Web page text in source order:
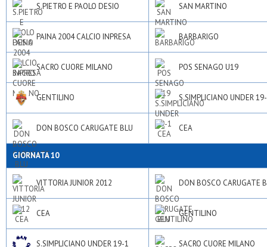
S.PIETRO E PAOLO DESIO SAN MARTINO
PAINA 2004 CALCIO INPRESA BARBARIGO
SACRO CUORE MILANO POS SENAGO U19
GENTILINO S.SIMPLICIANO UNDER
DON BOSCO CARUGATE BLU CEA
GIORNATA 10
VITTORIA JUNIOR 2012 DON BOSCO CARUGATE
CEA GENTILINO
S.SIMPLICIANO UNDER 19-1 SACRO CUORE MILANO